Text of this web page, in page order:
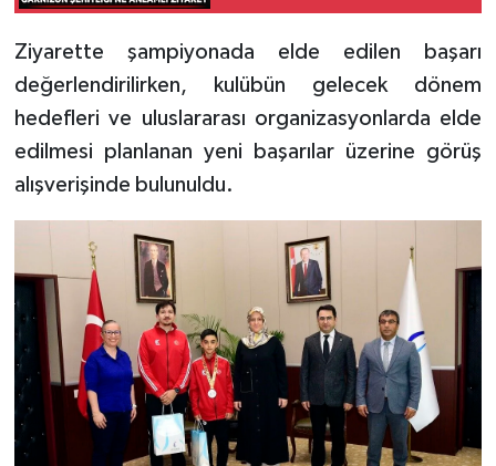
Ziyarette şampiyonada elde edilen başarı
değerlendirilirken, kulübün gelecek dönem
hedefleri ve uluslararası organizasyonlarda elde
edilmesi planlanan yeni başarılar üzerine görüş
alışverişinde bulunuldu.